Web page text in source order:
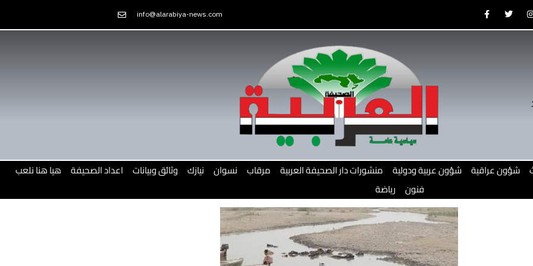
to
info@alarabiya-news.com F
a
e
T
w
t
I
t
شؤون عراقية شؤون عربية ودولية منشورات دار الصحيفة العربية مرقاب نسوان نيازك وثائق وبيانات اعداد الصحيفة هيا هنا نلعب
فنون رياضة